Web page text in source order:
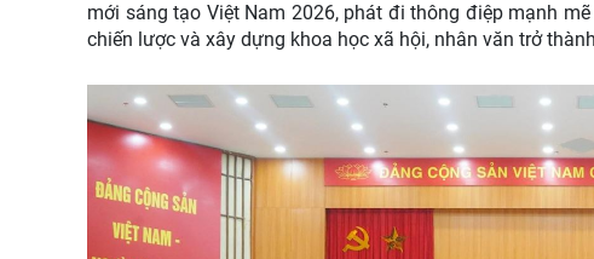
mới sáng tạo Việt Nam 2026, phát đi thông điệp mạnh
chiến lược và xây dựng khoa học xã hội, nhân văn trở